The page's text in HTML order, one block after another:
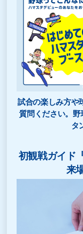
試合の楽しみ方や
質問ください。
タ
初観戦ガイド
来